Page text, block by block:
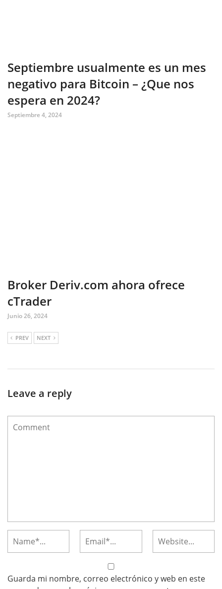
Septiembre usualmente es un mes
negativo para Bitcoin – ¿Que nos
espera en 2024?
Septiembre 4, 2024
Broker Deriv.com ahora ofrece
cTrader
Junio 26, 2024
PREV NEXT
Leave a reply
Guarda mi nombre, correo electrónico y web en este